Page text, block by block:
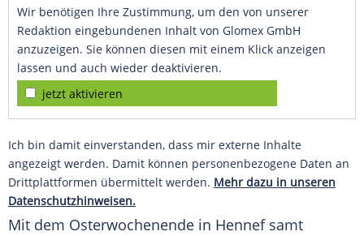
Wir benötigen Ihre Zustimmung, um den von unserer
Redaktion eingebundenen Inhalt von Glomex GmbH
anzuzeigen. Sie können diesen mit einem Klick anzeigen
lassen und auch wieder deaktivieren.
jetzt aktivieren
Ich bin damit einverstanden, dass mir externe Inhalte
angezeigt werden. Damit können personenbezogene Daten an
Drittplattformen übermittelt werden. Mehr dazu in unseren
Datenschutzhinweisen.
Mit dem Osterwochenende in Hennefsamt